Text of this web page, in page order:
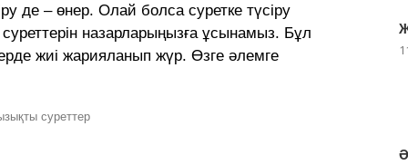
де – өнер. Олай болса суретке түсіру
суреттерін назарларыңызға ұсынамыз. Бұл
жиі жарияланып жүр. Өзге әлемге
суреттер